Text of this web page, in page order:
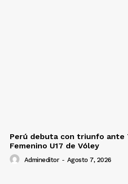
Perú debuta con triunfo ante
Femenino U17 de Vóley
Admineditor - Agosto 7, 2026